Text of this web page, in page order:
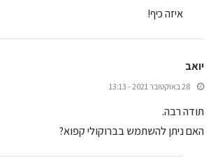
איזה כיף!
יואב
28 באוקטובר 2021 - 13:13
תודה רבה.
האם ניתן להשתמש בברוקולי קפוא?